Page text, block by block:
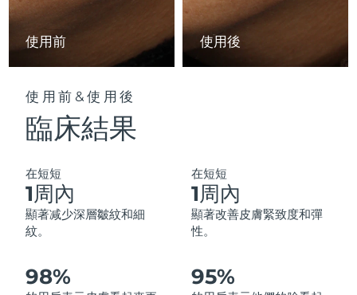
使用前 使用後
使用前&使用後
臨床結果
在短短
1周內
顯著减少深層皺紋和細
紋。
在短短
1周內
顯著改善皮膚緊致度和彈
性。
98% 95%
馬爾他 預計送達日期
墨西哥 預計送達日期14/08/2026
摩納哥
荷蘭
紐西蘭 預計送達日期
挪威 預計送達日期10/08/2026